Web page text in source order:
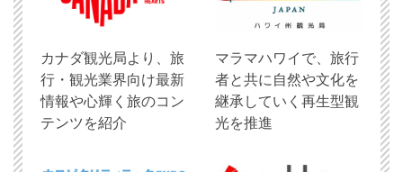
​カナダ観光局より、旅
行・観光業界向け最新
情報や心輝く旅のコン
テンツを紹介
マラマハワイで、旅行
者と共に自然や文化を
継承していく再生型観
光を推進